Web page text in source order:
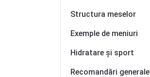
Structura meselor
Exemple de meniuri
Hidratare și sport
Recomandări generale